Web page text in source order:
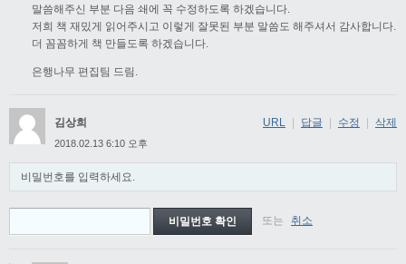
말씀해주신 부분 다음 쇄에 꼭 수정하도록 하겠습니다.
저희 책 재밌게 읽어주시고 이렇게 잘못된 부분 말씀도 해주셔서 감사합니다.
더 꼼꼼하게 책 만들도록 하겠습니다.
은행나무 편집팀 드림.
김상희
2018.02.13 6:10 오후
비밀번호를 입력하세요.
또는 취소
URL | 답글 | 수정 | 삭제